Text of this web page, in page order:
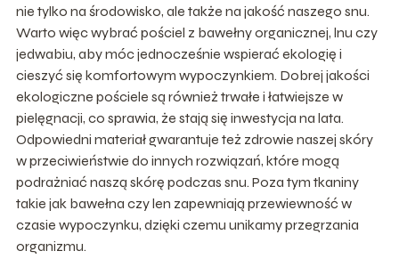
nie tylko na środowisko, ale także na jakość naszego snu.
Warto więc wybrać pościel z bawełny organicznej, lnu czy
jedwabiu, aby móc jednocześnie wspierać ekologię i
cieszyć się komfortowym wypoczynkiem. Dobrej jakości
ekologiczne pościele są również trwałe i łatwiejsze w
pielęgnacji, co sprawia, że stają się inwestycja na lata.
Odpowiedni materiał gwarantuje też zdrowie naszej skóry
w przeciwieństwie do innych rozwiązań, które mogą
podrażniać naszą skórę podczas snu. Poza tym tkaniny
takie jak bawełna czy len zapewniają przewiewność w
czasie wypoczynku, dzięki czemu unikamy przegrzania
organizmu.